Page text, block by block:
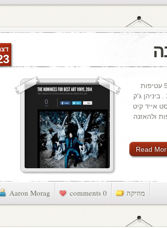
אתר המוזיקה gigwise בחר ב-50 עטיפות
התקליטים היפות ביותר ב-2014 . ביניהן ג'ק
אייד קיט
ולהאזנה
Read
Aaron Morag 0 comments מוזיקה